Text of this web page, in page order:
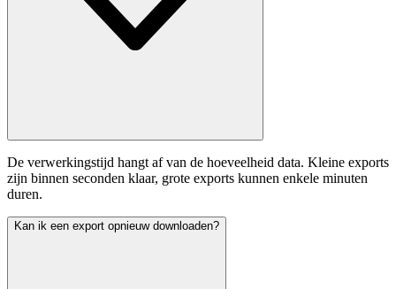
De verwerkingstijd hangt af van de hoeveelheid data. Kleine exports
zijn binnen seconden klaar, grote exports kunnen enkele minuten
duren.
Kan ik een export opnieuw downloaden?